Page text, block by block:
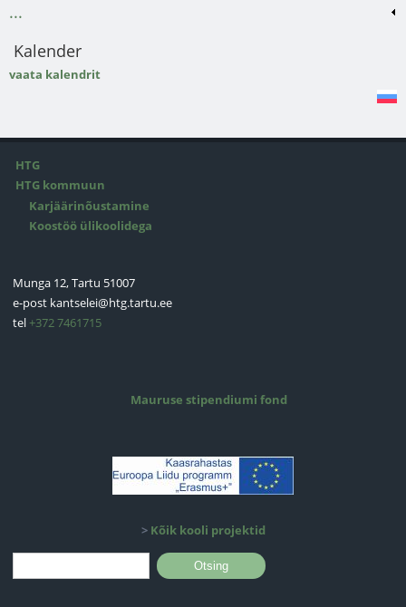
...
Kalender
vaata kalendrit
HTG
HTG kommuun
Karjäärinõustamine
Koostöö ülikoolidega
Munga 12, Tartu 51007
e-post kantselei@htg.tartu.ee
tel+372 7461715
Mauruse stipendiumi fond
> Kõik kooli projektid
Otsinguvorm
Otsing